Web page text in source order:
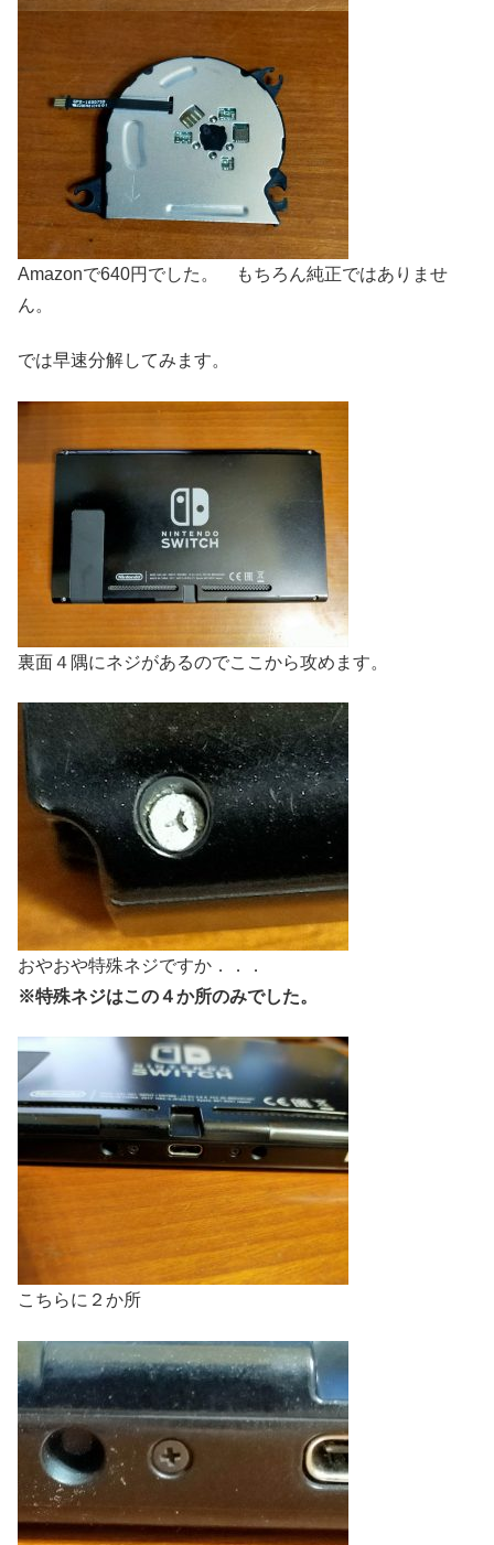
Amazonで640円でした。 もちろん純正ではありませ
ん。
では早速分解してみます。
裏面４隅にネジがあるのでここから攻めます。
おやおや特殊ネジですか．．．
※特殊ネジはこの４か所のみでした。
こちらに２か所